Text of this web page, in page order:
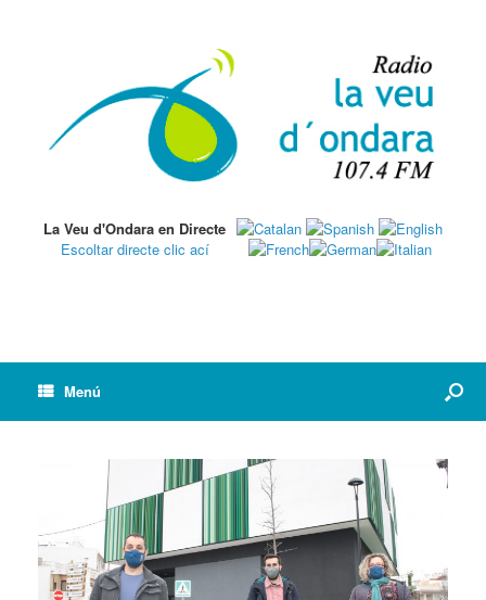
La Veu d'Ondara en Directe
Escoltar directe clic ací
Menú